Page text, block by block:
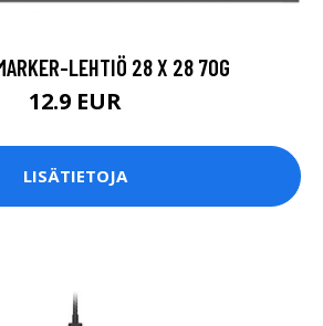
LEHTIÖ 28 X 28 70G
12.9 EUR
LISÄTIETOJA